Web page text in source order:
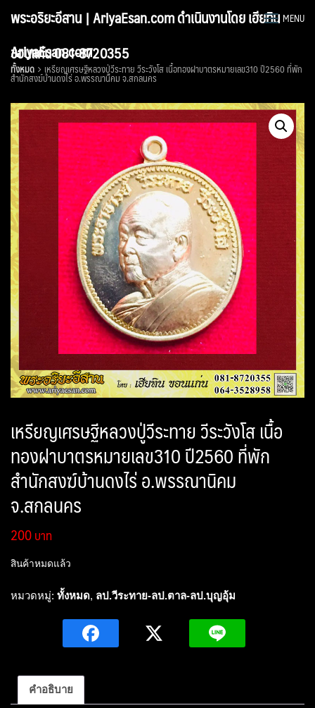
พระอริยะอีสาน | AriyaEsan.com ดำเนินงานโดย เฮียทิน
ขอนแก่น 081-8720355
MENU
AriyaEsan.com
ทั้งหมด เหรียญเศรษฐีหลวงปู่วีระทาย วีระวังโส เนื้อทองฝาบาตรหมายเลข310 ปี2560 ที่พัก
สำนักสงฆ์บ้านดงไร่ อ.พรรณานิคม จ.สกลนคร
เหรียญเศรษฐีหลวงปู่วีระทาย วีระวังโส เนื้อ
ทองฝาบาตรหมายเลข310 ปี2560 ที่พัก
สำนักสงฆ์บ้านดงไร่ อ.พรรณานิคม
จ.สกลนคร
200
สินค้าหมดแล้ว
หมวดหมู่: ทั้งหมด, ลป.วีระทาย-ลป.ตาล-ลป.บุญอุ้ม
คำอธิบาย